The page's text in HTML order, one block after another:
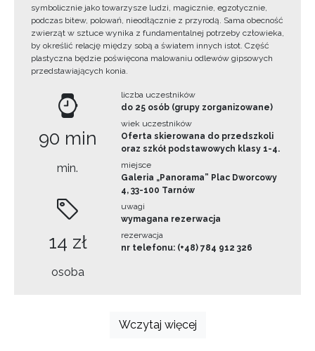
symbolicznie jako towarzysze ludzi, magicznie, egzotycznie,
podczas bitew, polowań, nieodłącznie z przyrodą. Sama obecność
zwierząt w sztuce wynika z fundamentalnej potrzeby człowieka,
by określić relację między sobą a światem innych istot. Część
plastyczna będzie poświęcona malowaniu odlewów gipsowych
przedstawiających konia.
90 min
min.
14 zł
osoba
liczba uczestników
do 25 osób (grupy zorganizowane)
wiek uczestników
Oferta skierowana do przedszkoli
oraz szkół podstawowych klasy 1-4.
miejsce
Galeria „Panorama” Plac Dworcowy
4, 33-100 Tarnów
uwagi
wymagana rezerwacja
rezerwacja
nr telefonu: (+48) 784 912 326
Wczytaj więcej